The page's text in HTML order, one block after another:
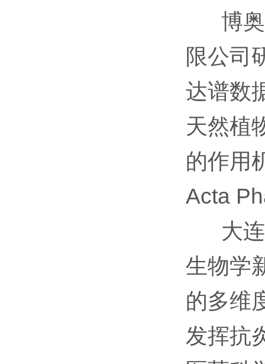
博奥
限公司
达谱数
天然植
的作用
Acta
大连
生物学
的多维
发挥抗